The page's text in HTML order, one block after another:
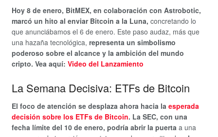
Hoy 8 de enero, BitMEX, en colaboración con Astrobotic,
marcó un hito al enviar Bitcoin a la Luna, concretando lo
que anunciábamos el 6 de enero. Este paso audaz, más que
una hazaña tecnológica, representa un simbolismo
poderoso sobre el alcance y la ambición del mundo
cripto. Vea aquí: Video del Lanzamiento
La Semana Decisiva: ETFs de Bitcoin
El foco de atención se desplaza ahora hacia la esperada
decisión sobre los ETFs de Bitcoin. La SEC, con una
fecha límite del 10 de enero, podría abrir la puerta a una